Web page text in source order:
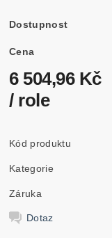
Dostupnost
Cena
6 504,96 Kč
/ role
Kód produktu
Kategorie
Záruka
Dotaz